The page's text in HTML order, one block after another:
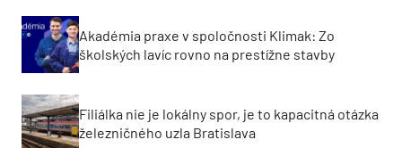
Akadémia praxe v spoločnosti Klimak: Zo
školských lavíc rovno na prestížne stavby
Filiálka nie je lokálny spor, je to kapacitná otázka
železničného uzla Bratislava